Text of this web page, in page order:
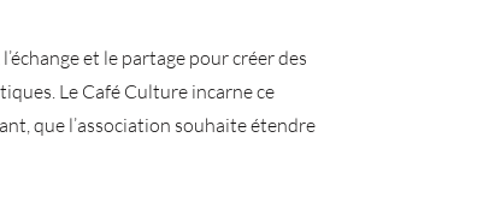
et le partage pour créer des
Le Café Culture incarne ce
que l’association souhaite étendre